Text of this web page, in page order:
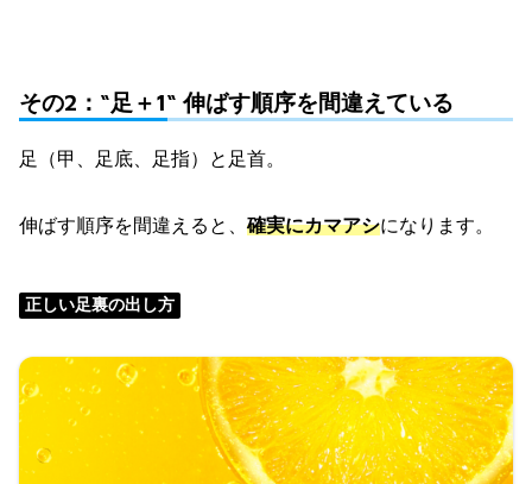
その2：“足＋1“ 伸ばす順序を間違えている
足（甲、足底、足指）と足首。
伸ばす順序を間違えると、 確実にカマアシになります。
正しい足裏の出し方